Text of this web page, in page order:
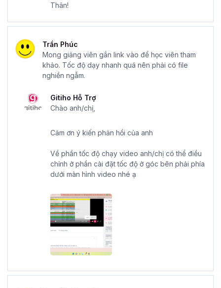
Thân!
Trần Phúc
Mong giảng viên gắn link vào để học viên tham
khảo. Tốc độ dạy nhanh quá nên phải có file
nghiền ngẫm.
Gitiho Hỗ Trợ
Chào anh/chị,
Cảm ơn ý kiến phản hồi của anh
Về phần tốc độ chạy video anh/chị có thể điều
chỉnh ở phần cài đặt tốc độ ở góc bên phải phía
dưới màn hình video nhé ạ